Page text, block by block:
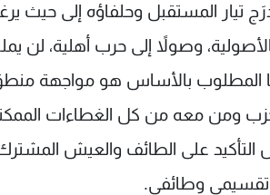
المستقبل وحلفاؤه إلى حيث
وصولاً إلى حرب أهلية، لن
المطلوب بالأساس هو مواجهة منطق
ومن معه من كل الغطاءات
التأكيد على الطائف والعيش
تقسيمي وطائفي.